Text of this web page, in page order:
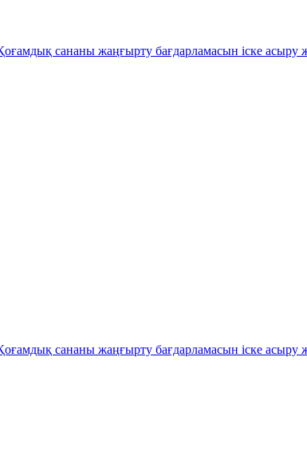
сананы жаңғырту бағдарламасын іске асыру
сананы жаңғырту бағдарламасын іске асыру